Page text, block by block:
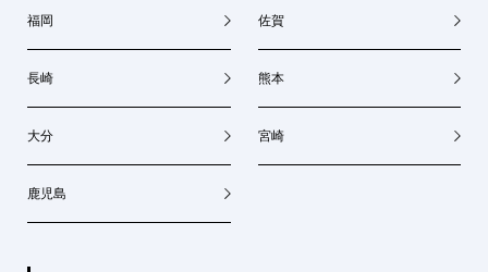
福岡 佐賀
長崎 熊本
大分 宮崎
鹿児島